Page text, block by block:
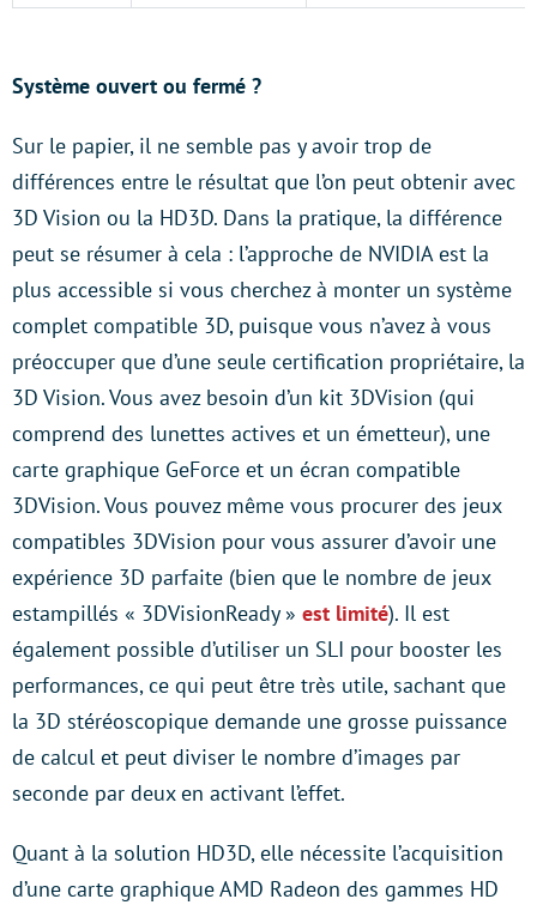
Système ouvert ou fermé ?
Sur le papier, il ne semble pas y avoir trop de
différences entre le résultat que l’on peut obtenir avec
3D Vision ou la HD3D. Dans la pratique, la différence
peut se résumer à cela : l’approche de NVIDIA est la
plus accessible si vous cherchez à monter un système
complet compatible 3D, puisque vous n’avez à vous
préoccuper que d’une seule certification propriétaire, la
3D Vision. Vous avez besoin d’un kit 3DVision (qui
comprend des lunettes actives et un émetteur), une
carte graphique GeForce et un écran compatible
3DVision. Vous pouvez même vous procurer des jeux
compatibles 3DVision pour vous assurer d’avoir une
expérience 3D parfaite (bien que le nombre de jeux
estampillés « 3DVisionReady » est limité). Il est
également possible d’utiliser un SLI pour booster les
performances, ce qui peut être très utile, sachant que
la 3D stéréoscopique demande une grosse puissance
de calcul et peut diviser le nombre d’images par
seconde par deux en activant l’effet.
Quant à la solution HD3D, elle nécessite l’acquisition
d’une carte graphique AMD Radeon des gammes HD